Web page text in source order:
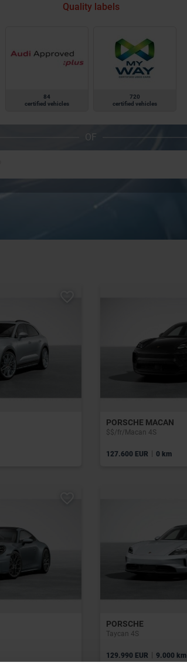
Quality labels
84
certified vehicles
720
certified vehicles
OF
PORSCHE MACAN
$$/fr/Macan 4S
127.600 EUR | 0 km
PORSCHE
Taycan 4S
129.990 EUR | 9.000 km